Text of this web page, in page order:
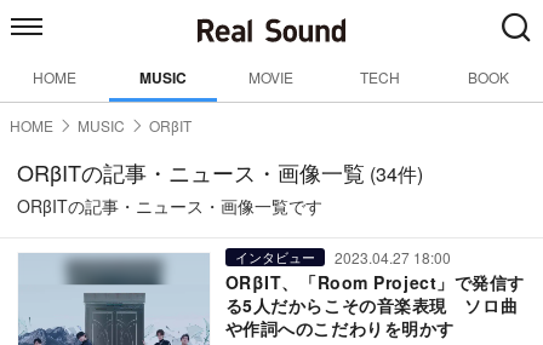
HOME MUSIC MOVIE TECH BOOK
HOME MUSIC ORβIT
ORβITの記事・ニュース・画像一覧 (34件)
ORβITの記事・ニュース・画像一覧です
インタビュー 2023.04.27 18:00
ORβIT、「Room Project」で発信す
る5人だからこその音楽表現 ソロ曲
や作詞へのこだわりを明かす